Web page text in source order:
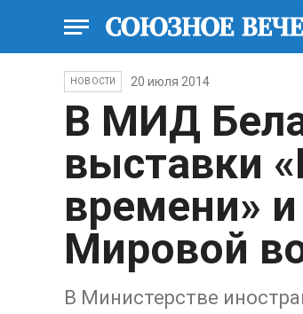
НОВОСТИ 20 июля 2014
В МИД
выставки
времени»
Мировой
В Министерстве